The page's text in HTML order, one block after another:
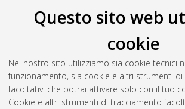
Questo sito web
cookie
Nel nostro sito utilizziamo sia cookie tecnici
funzionamento, sia cookie e altri strumenti
facoltativi che potrai attivare solo con il tuo
Cookie e altri strumenti di tracciamento
edilizia e territoriale, 19 Ciclo. DOI
Processo edilizio e
[Dissertation thesis], Alma Mater
Bologna. Dottorato di ricerca in
territoriale , 19 Ciclo. DOI 10.6092/unibo/